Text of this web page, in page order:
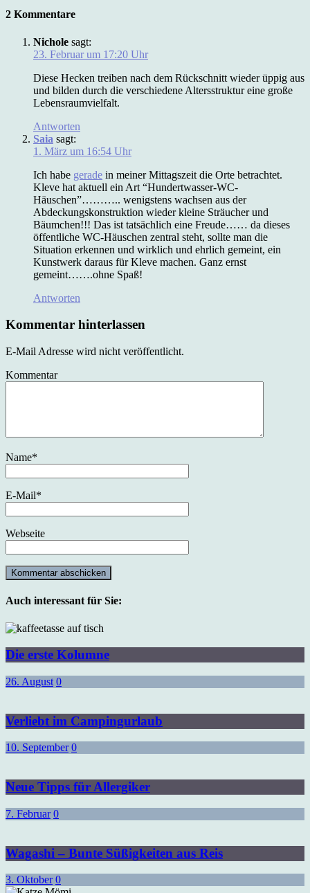
2 Kommentare
Nichole sagt:
23. Februar um 17:20 Uhr
Diese Hecken treiben nach dem Rückschnitt wieder üppig aus
und bilden durch die verschiedene Altersstruktur eine große
Lebensraumvielfalt.
Antworten
Saia sagt:
1. März um 16:54 Uhr
Ich habe gerade in meiner Mittagszeit die Orte betrachtet.
Kleve hat aktuell ein Art “Hundertwasser-WC-
Häuschen”……….. wenigstens wachsen aus der
Abdeckungskonstruktion wieder kleine Sträucher und
Bäumchen!!! Das ist tatsächlich eine Freude…… da dieses
öffentliche WC-Häuschen zentral steht, sollte man die
Situation erkennen und wirklich und ehrlich gemeint, ein
Kunstwerk daraus für Kleve machen. Ganz ernst
gemeint…….ohne Spaß!
Antworten
Kommentar hinterlassen
E-Mail Adresse wird nicht veröffentlicht.
Kommentar
Name*
E-Mail*
Webseite
Auch interessant für Sie:
Die erste Kolumne
26. August 0
Verliebt im Campingurlaub
10. September 0
Neue Tipps für Allergiker
7. Februar 0
Wagashi – Bunte Süßigkeiten aus Reis
3. Oktober 0